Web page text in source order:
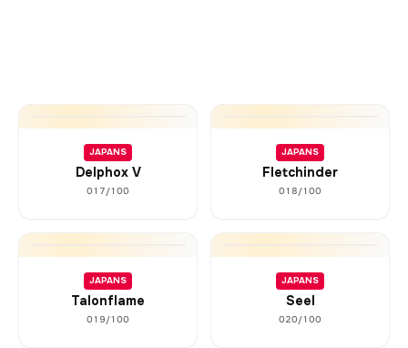
JAPANS
Delphox V
017/100
JAPANS
Fletchinder
018/100
JAPANS
Talonflame
019/100
JAPANS
Seel
020/100